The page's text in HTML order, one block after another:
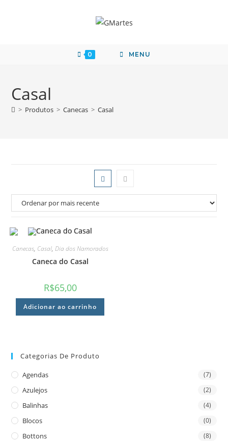
0 MENU
Casal
> Produtos > Canecas > Casal
Canecas, Casal, Dia dos Namorados
Caneca do Casal
R$65,00
Adicionar ao carrinho
Categorias De Produto
Agendas (7)
Azulejos (2)
Balinhas (4)
Blocos (0)
Bottons (8)